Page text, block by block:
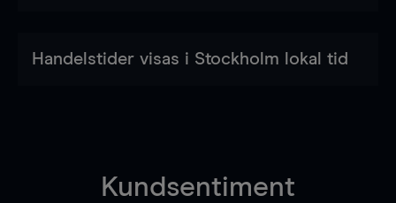
Handelstider visas i Stockholm lokal tid
Kundsentiment